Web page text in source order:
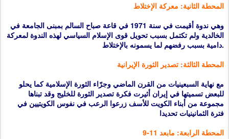
المحطة الثانية: معركة الإختلاط
وهي ندوة أقيمت في سنة 1971 في قاعة صباح السالم بمبنى الجامعة في
الخالدية ولم تكتمل بسبب تحويل قوى الإسلام السياسي لهذه الندوة لمعركة
دامية بسبب رفضهم لما يسمونه بالإختلاط.
المحطة الثالثة: تصدير الثورة الإيرانية
مع نهاية السبعينيات من القرن الماضي وجرّاء الثورة الإسلامية كما يحلو
للبعض تسميتها في إيران أثيرت فكرة تصدير الثورة للخليج وقد تبناها
مجموعة من أبناء الكويت للأسف زرعوا الرعب في نفوس الكويتيين في
فترة الثمانينيات تحديدا
المحطة الرابعة: مابعد 11-9